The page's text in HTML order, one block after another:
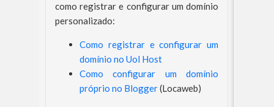
como registrar e configurar um domínio
personalizado:
Como registrar e configurar um
domínio no Uol Host
Como configurar um domínio
próprio no Blogger(Locaweb)